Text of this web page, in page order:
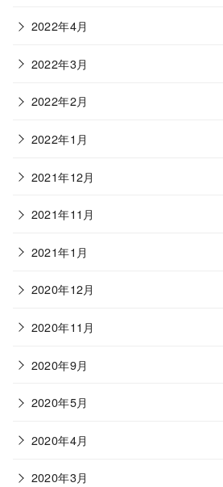
2022年4月
2022年3月
2022年2月
2022年1月
2021年12月
2021年11月
2021年1月
2020年12月
2020年11月
2020年9月
2020年5月
2020年4月
2020年3月